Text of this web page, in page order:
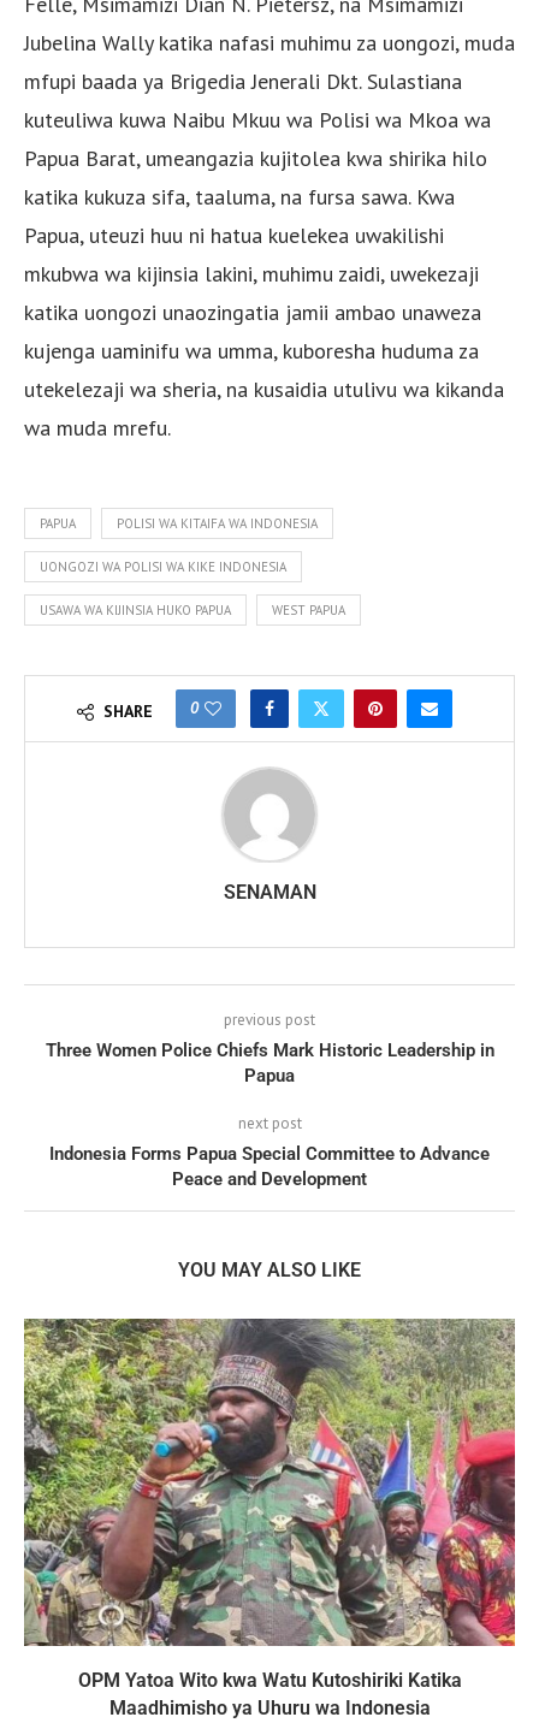
Jubelina Wally katika nafasi muhimu za uongozi, muda
mfupi baada ya Brigedia Jenerali Dkt. Sulastiana
kuteuliwa kuwa Naibu Mkuu wa Polisi wa Mkoa wa
Papua Barat, umeangazia kujitolea kwa shirika hilo
katika kukuza sifa, taaluma, na fursa sawa. Kwa
Papua, uteuzi huu ni hatua kuelekea uwakilishi
mkubwa wa kijinsia lakini, muhimu zaidi, uwekezaji
katika uongozi unaozingatia jamii ambao unaweza
kujenga uaminifu wa umma, kuboresha huduma za
utekelezaji wa sheria, na kusaidia utulivu wa kikanda
wa muda mrefu.
PAPUA POLISI WA KITAIFA WA INDONESIA
UONGOZI WA POLISI WA KIKE INDONESIA
USAWA WA KIJINSIA HUKO PAPUA WEST PAPUA
SHARE 0
SENAMAN
previous post
Three Women Police Chiefs Mark Historic Leadership in
Papua
next post
Indonesia Forms Papua Special Committee to Advance
Peace and Development
YOU MAY ALSO LIKE
OPM Yatoa Wito kwa Watu Kutoshiriki Katika
Maadhimisho ya Uhuru wa Indonesia